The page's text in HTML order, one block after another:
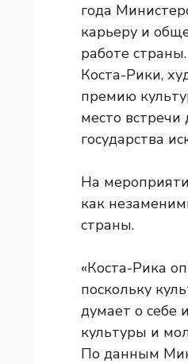
года
карьеру и
работе
Коста-Рики,
премию
место
государства
На
как
страны.
«Коста-Рика
поскольку
думает о себе
культуры и
По данным